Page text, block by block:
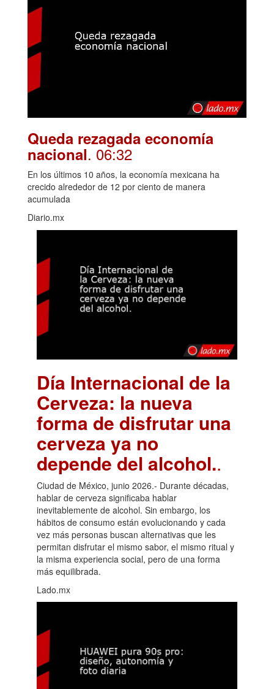
Queda rezagada economía
nacional. 06:32
En los últimos 10 años, la economía mexicana ha
crecido alrededor de 12 por ciento de manera
acumulada
Diario.mx
Día Internacional de la
Cerveza: la nueva
forma de disfrutar una
cerveza ya no
depende del alcohol..
Ciudad de México, junio 2026.- Durante décadas,
hablar de cerveza significaba hablar
inevitablemente de alcohol. Sin embargo, los
hábitos de consumo están evolucionando y cada
vez más personas buscan alternativas que les
permitan disfrutar el mismo sabor, el mismo ritual y
la misma experiencia social, pero de una forma
más equilibrada.
Lado.mx